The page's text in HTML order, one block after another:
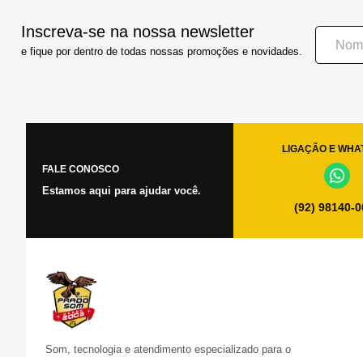
Inscreva-se na nossa newsletter
e fique por dentro de todas nossas promoções e novidades.
FALE CONOSCO
Estamos aqui para ajudar você.
LIGAÇÃO E
(92) 98140-
Som, tecnologia e atendimento especializado para o